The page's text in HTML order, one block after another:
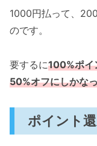
1000円払って、
のです。
要するに100%ポイ
50%オフにしかな
ポイント